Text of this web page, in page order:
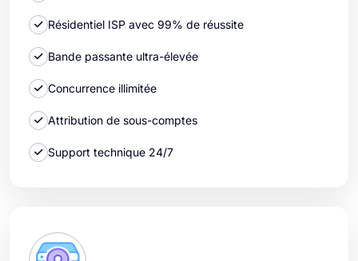
Résidentiel ISP avec 99% de réussite
Bande passante ultra-élevée
Concurrence illimitée
Attribution de sous-comptes
Support technique 24/7